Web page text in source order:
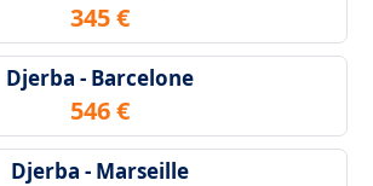
345 €
Djerba - Barcelone
546 €
Djerba - Marseille